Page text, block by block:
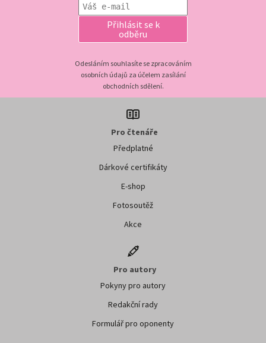
Přihlásit se k
odběru
Odesláním souhlasíte se zpracováním
osobních údajů za účelem zasílání
obchodních sdělení.
Pro čtenáře
Předplatné
Dárkové certifikáty
E-shop
Fotosoutěž
Akce
Pro autory
Pokyny pro autory
Redakční rady
Formulář pro oponenty